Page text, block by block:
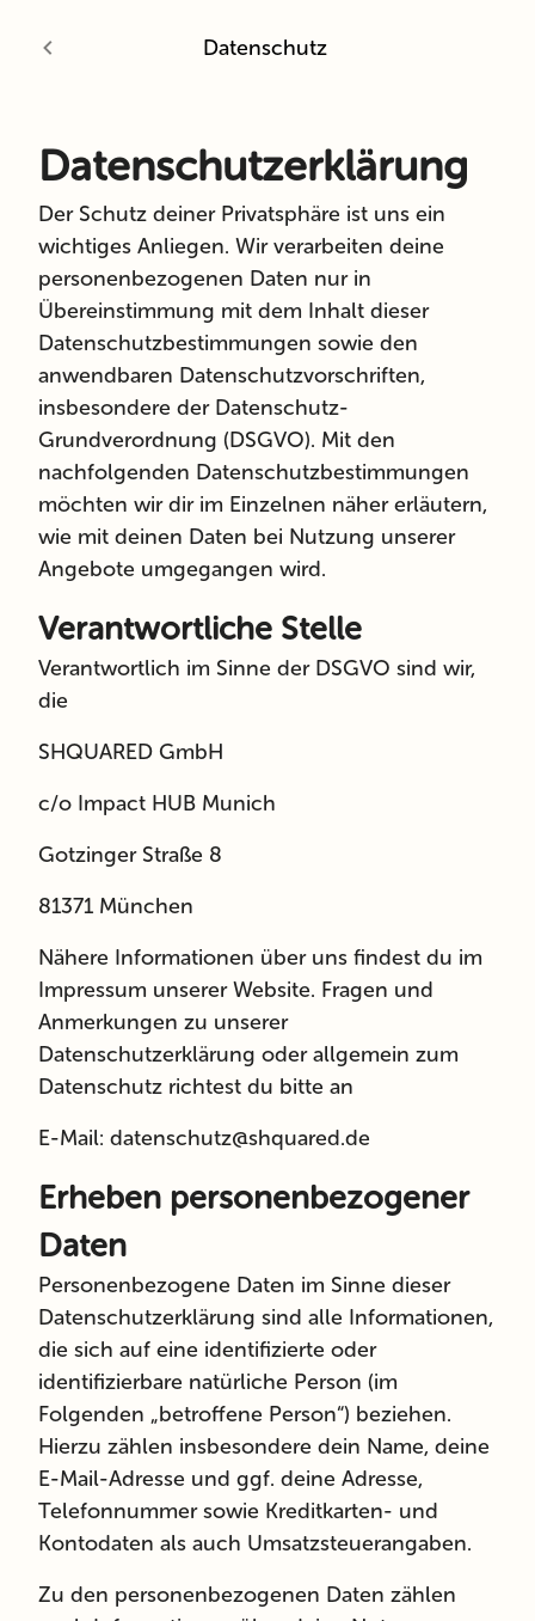
Datenschutz
Datenschutzerklärung
Der Schutz deiner Privatsphäre ist uns ein
wichtiges Anliegen. Wir verarbeiten deine
personenbezogenen Daten nur in
Übereinstimmung mit dem Inhalt dieser
Datenschutzbestimmungen sowie den
anwendbaren Datenschutzvorschriften,
insbesondere der Datenschutz-
Grundverordnung (DSGVO). Mit den
nachfolgenden Datenschutzbestimmungen
möchten wir dir im Einzelnen näher erläutern,
wie mit deinen Daten bei Nutzung unserer
Angebote umgegangen wird.
Verantwortliche Stelle
Verantwortlich im Sinne der DSGVO sind wir,
die
SHQUARED GmbH
c/o Impact HUB Munich
Gotzinger Straße 8
81371 München
Nähere Informationen über uns findest du im
Impressum unserer Website. Fragen und
Anmerkungen zu unserer
Datenschutzerklärung oder allgemein zum
Datenschutz richtest du bitte an
E-Mail: datenschutz@shquared.de
Erheben personenbezogener
Daten
Personenbezogene Daten im Sinne dieser
Datenschutzerklärung sind alle Informationen,
die sich auf eine identifizierte oder
identifizierbare natürliche Person (im
Folgenden „betroffene Person“) beziehen.
Hierzu zählen insbesondere dein Name, deine
E-Mail-Adresse und ggf. deine Adresse,
Telefonnummer sowie Kreditkarten- und
Kontodaten als auch Umsatzsteuerangaben.
Zu den personenbezogenen Daten zählen